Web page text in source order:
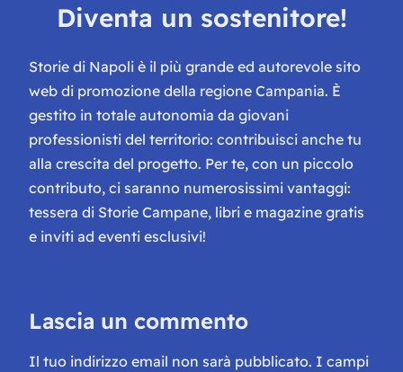
Diventa un sostenitore!
Storie di Napoli è il più grande ed autorevole sito
web di promozione della regione Campania. È
gestito in totale autonomia da giovani
professionisti del territorio: contribuisci anche tu
alla crescita del progetto. Per te, con un piccolo
contributo, ci saranno numerosissimi vantaggi:
tessera di Storie Campane, libri e magazine gratis
e inviti ad eventi esclusivi!
Lascia un commento
Il tuo indirizzo email non sarà pubblicato. I campi